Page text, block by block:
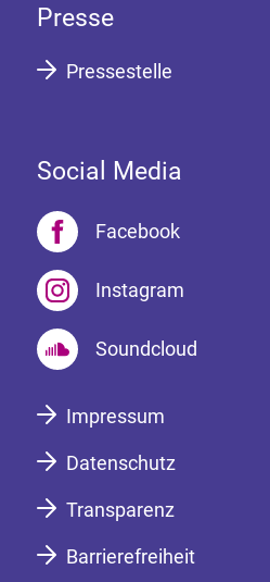
Presse
Pressestelle
Social Media
Facebook
Instagram
Soundcloud
Impressum
Datenschutz
Transparenz
Barrierefreiheit